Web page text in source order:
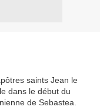
saints Jean le
dans le début du
de Sebastea